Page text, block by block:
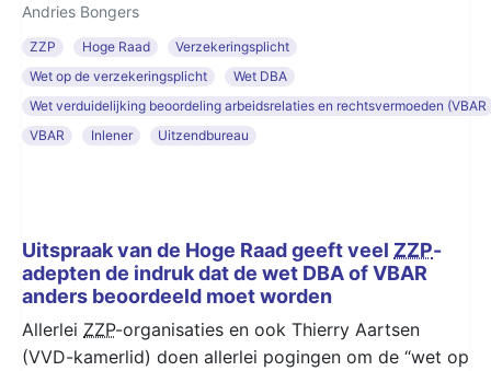
Andries Bongers
ZZP Hoge Raad
Verzekeringsplicht
Wet op de verzekeringsplicht
Wet DBA
Wet verduidelijking beoordeling arbeidsrelaties en rechtsvermoeden (VBAR
VBAR
Inlener Uitzendbureau
Uitspraak van de Hoge Raad geeft veel ZZP-
adepten de indruk dat de wet DBA of VBAR
anders beoordeeld moet worden
Allerlei ZZP-organisaties en ook Thierry Aartsen
(VVD-kamerlid) doen allerlei pogingen om de “wet op